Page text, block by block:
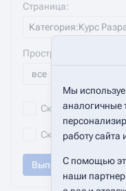
Страница:
Пространство имён:
все
Скрыть включения
Скрыть
Выполнить
Мы
аналогичные
работу сайта
С помощью
наши